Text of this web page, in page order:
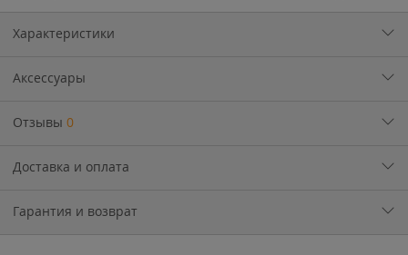
Характеристики
Аксессуары
Отзывы 0
Доставка и оплата
Гарантия и возврат